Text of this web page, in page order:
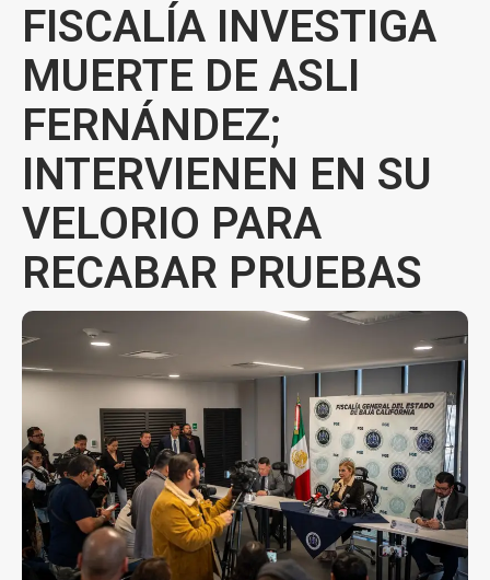
FISCALÍA INVESTIGA
MUERTE DE ASLI
FERNÁNDEZ;
INTERVIENEN EN SU
VELORIO PARA
RECABAR PRUEBAS